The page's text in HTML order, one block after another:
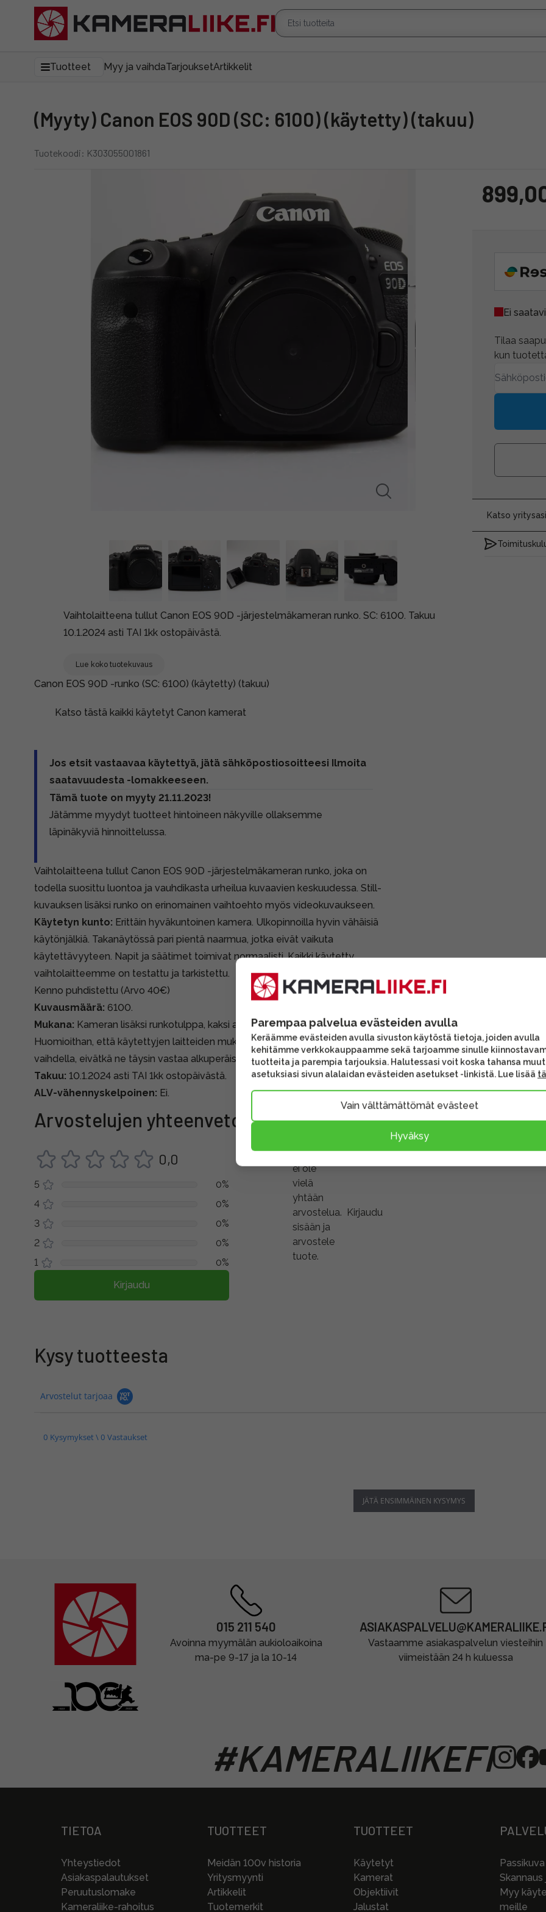
Tuotteet Myy ja vaihdaTarjouksetArtikkelit
(Myyty) Canon EOS 90D (SC: 6100) (käytetty) (takuu)
Tuotekoodi: K303055001861
Vaihtolaitteena tullut Canon EOS 90D -järjestelmäkameran runko. SC: 6100. Takuu
10.1.2024 asti TAI 1kk ostopäivästä.
Lue koko tuotekuvaus
Ei
Tilaa
kun
Katso
Canon EOS 90D -runko (SC: 6100) (käytetty) (takuu)
Katso tästä kaikki käytetyt Canon kamerat
Jos etsit vastaavaa käytettyä, jätä sähköpostiosoitteesi Ilmoita
saatavuudesta -lomakkeeseen.
Tämä tuote on myyty 21.11.2023!
Jätämme myydyt tuotteet hintoineen näkyville ollaksemme
läpinäkyviä hinnoittelussa.
Vaihtolaitteena tullut Canon EOS 90D -järjestelmäkameran runko, joka on
todella suosittu luontoa ja vauhdikasta urheilua kuvaavien keskuudessa. Still-
kuvauksen lisäksi runko on erinomainen vaihtoehto myös videokuvaukseen.
Käytetyn kunto: Erittäin hyväkuntoinen kamera. Ulkopinnoilla hyvin vähäisiä
käytönjälkiä. Takanäytössä pari pientä naarmua, jotka eivät vaikuta
käytettävyyteen. Napit ja säätimet toimivat normaalisti. Kaikki käytetty
vaihtolaitteemme on testattu ja tarkistettu.
Kenno puhdistettu (Arvo 40€)
Kuvausmäärä: 6100.
Mukana: Kameran lisäksi runkotulppa, kaksi akkua, laturi ja hihna.
Huomioithan, että käytettyjen laitteiden mukana tulevat lisävarusteet voivat
vaihdella, eivätkä ne täysin vastaa alkuperäispakkauksen sisältöä.
Takuu: 10.1.2024 asti TAI 1kk ostopäivästä.
ALV-vähennyskelpoinen: Ei.
Arvostelujen yhteenveto
0,0
5
0%
4
0%
3
0%
2
0%
1
0%
Kirjaudu
Tuotteella
ei ole
vielä
yhtään
arvostelua. Kirjaudu
sisään ja
arvostele
tuote.
Kysy tuotteesta
Arvostelut tarjoaa
0 Kysymykset \ 0 Vastaukset
JÄTÄ ENSIMMÄINEN KYSYMYS
015 211 540
Avoinna myymälän aukioloaikoina
ma-pe 9-17 ja la 10-14
Vastaamme asiakaspalvelun viesteihin
viimeistään 24 h kuluessa
#KAMERALIIKEFI
TIETOA
Yhteystiedot
Asiakaspalautukset
Peruutuslomake
Kameraliike-rahoitus
TUOTTEET
Meidän 100v historia
Yritysmyynti
Artikkelit
Tuotemerkit
TUOTTEET
Käytetyt
Kamerat
Objektiivit
Jalustat
Passikuva
Myy
meille
Parempaa palvelua evästeiden avulla
Keräämme evästeiden avulla sivuston käytöstä tietoja, joiden avulla
kehitämme verkkokauppaamme sekä tarjoamme sinulle
tuotteita ja parempia tarjouksia. Halutessasi voit koska tahansa
asetuksiasi sivun alalaidan evästeiden asetukset -linkistä. Lue lisää
Vain välttämättömät evästeet
Hyväksy